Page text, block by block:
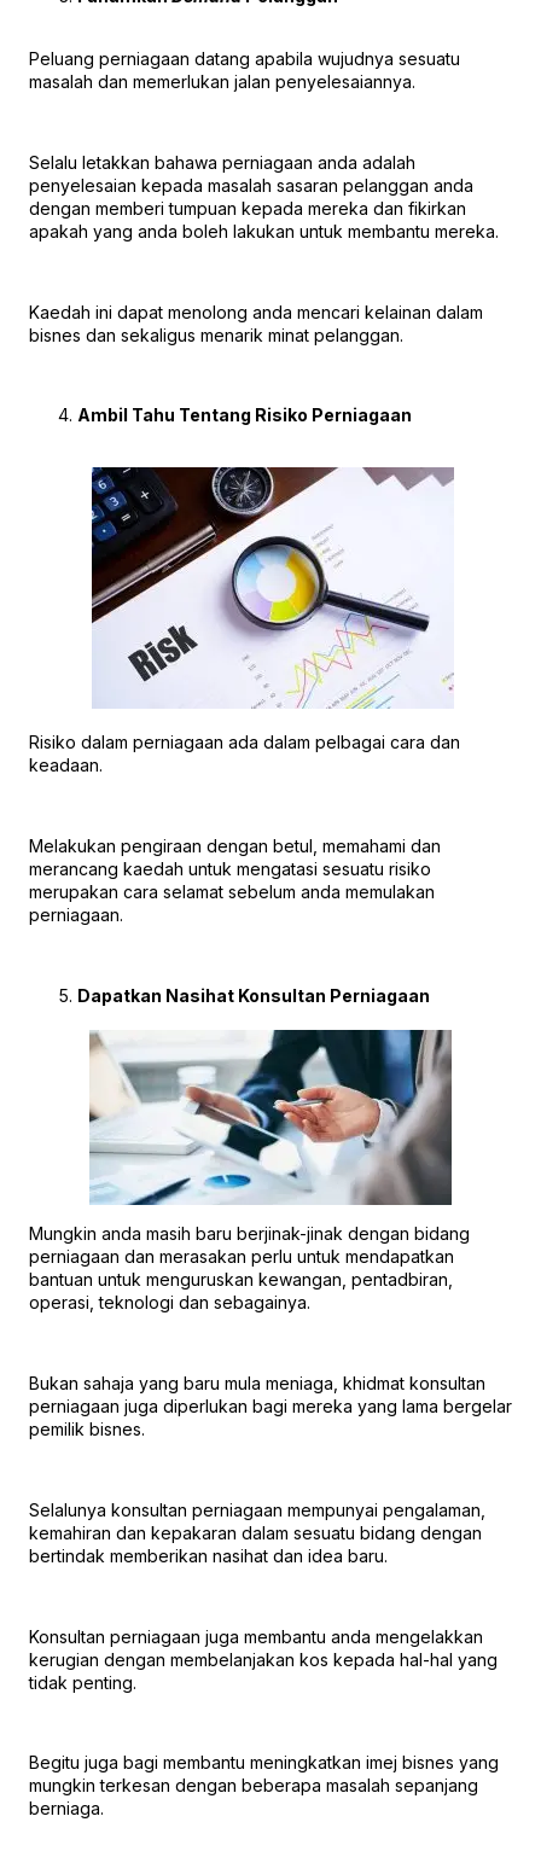
Peluang perniagaan datang apabila wujudnya sesuatu
masalah dan memerlukan jalan penyelesaiannya.
Selalu letakkan bahawa perniagaan anda adalah
penyelesaian kepada masalah sasaran pelanggan anda
dengan memberi tumpuan kepada mereka dan fikirkan
apakah yang anda boleh lakukan untuk membantu mereka.
Kaedah ini dapat menolong anda mencari kelainan dalam
bisnes dan sekaligus menarik minat pelanggan.
Ambil Tahu Tentang Risiko Perniagaan
Risiko dalam perniagaan ada dalam pelbagai cara dan
keadaan.
Melakukan pengiraan dengan betul, memahami dan
merancang kaedah untuk mengatasi sesuatu risiko
merupakan cara selamat sebelum anda memulakan
perniagaan.
Dapatkan Nasihat Konsultan Perniagaan
Mungkin anda masih baru berjinak-jinak dengan bidang
perniagaan dan merasakan perlu untuk mendapatkan
bantuan untuk menguruskan kewangan, pentadbiran,
operasi, teknologi dan sebagainya.
Bukan sahaja yang baru mula meniaga, khidmat konsultan
perniagaan juga diperlukan bagi mereka yang lama bergelar
pemilik bisnes.
Selalunya konsultan perniagaan mempunyai pengalaman,
kemahiran dan kepakaran dalam sesuatu bidang dengan
bertindak memberikan nasihat dan idea baru.
Konsultan perniagaan juga membantu anda mengelakkan
kerugian dengan membelanjakan kos kepada hal-hal yang
tidak penting.
Begitu juga bagi membantu meningkatkan imej bisnes yang
mungkin terkesan dengan beberapa masalah sepanjang
berniaga.